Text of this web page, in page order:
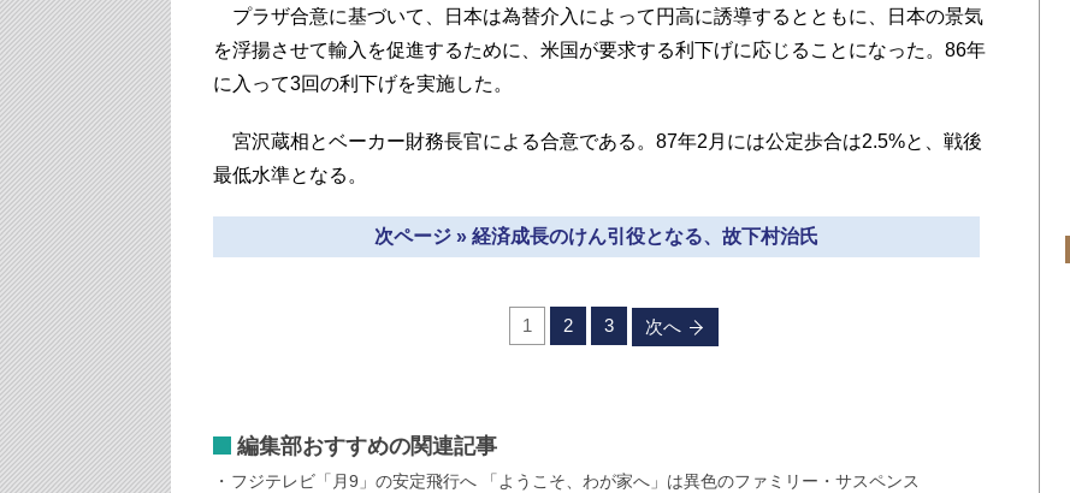
プラザ合意に基づいて、日本は為替介入によって円高に誘導するとともに、日本の景気
を浮揚させて輸入を促進するために、米国が要求する利下げに応じることになった。86年
に入って3回の利下げを実施した。
宮沢蔵相とベーカー財務長官による合意である。87年2月には公定歩合は2.5%と、戦後
最低水準となる。
次ページ » 経済成長のけん引役となる、故下村治氏
1 2 3 次へ
編集部おすすめの関連記事
フジテレビ「月9」の安定飛行へ 「ようこそ、わが家へ」は異色のファミリー・サスペンス